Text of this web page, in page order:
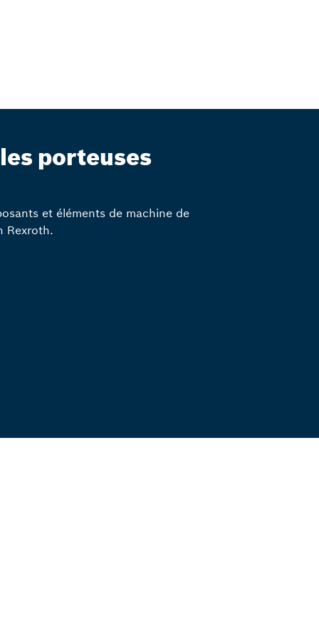
porteuses
et éléments de machine de
Rexroth.